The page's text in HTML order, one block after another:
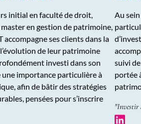
initial en faculté de droit,
en gestion de patrimoine,
accompagne ses clients dans la
de leur patrimoine
investi dans son
une importance particulière à
afin de bâtir des stratégies
pensées pour s’inscrire
Au
suivi
portée
"Investir